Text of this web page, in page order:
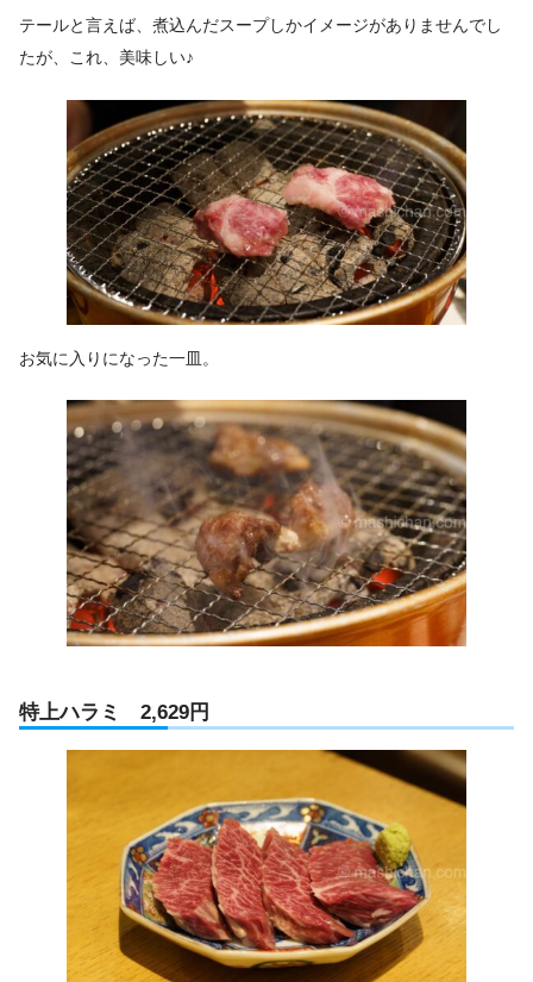
テールと言えば、煮込んだスープしかイメージがありませんでし
たが、これ、美味しい♪
お気に入りになった一皿。
特上ハラミ 2,629円